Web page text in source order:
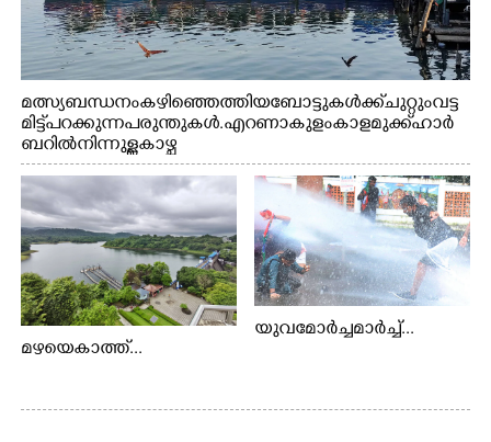
മത്സ്യബന്ധനം കഴിഞ്ഞെത്തിയ ബോട്ടുകൾക്ക് ചുറ്റും വട്ട
മിട്ട് പറക്കുന്ന പരുന്തുകൾ. എറണാകുളം കാളമുക്ക് ഹാർ
ബറിൽ നിന്നുള്ള കാഴ്ച
മഴയെകാത്ത്...
യുവമോർച്ചമാർച്ച്...